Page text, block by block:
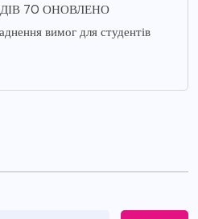
70 ОНОВЛЕНО
вимог для студентів